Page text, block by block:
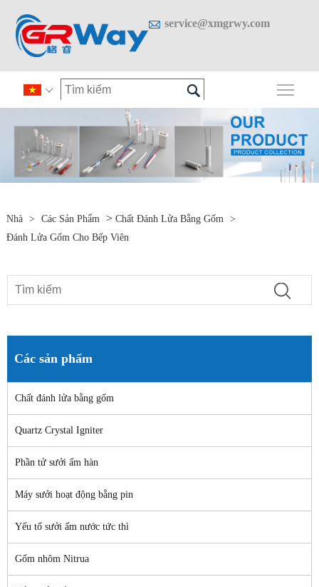
 service@xmgrwy.com
 
Nhà > Các Sản Phẩm > Chất Đánh Lửa Bằng Gốm
>
Đánh Lửa Gốm Cho Bếp Viên
Các sản phẩm
Chất đánh lửa bằng gốm
Quartz Crystal Igniter
Phần tử sưởi ấm hàn
Máy sưởi hoạt động bằng pin
Yếu tố sưởi ấm nước tức thì
Gốm nhôm Nitrua